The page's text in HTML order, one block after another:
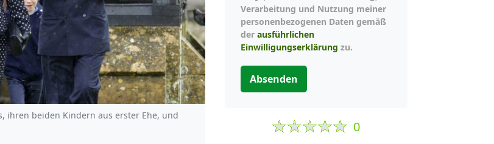
ihren beiden Kindern aus erster Ehe, und
Verarbeitung und Nutzung meiner
personenbezogenen Daten gemäß
der ausführlichen
Einwilligungserklärung zu.
Absenden
0